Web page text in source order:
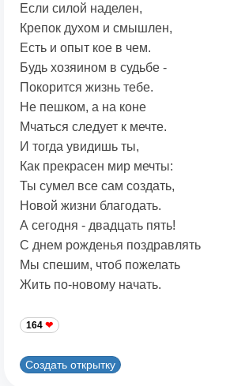
Если силой наделен,
Крепок духом и смышлен,
Есть и опыт кое в чем.
Будь хозяином в судьбе -
Покорится жизнь тебе.
Не пешком, а на коне
Мчаться следует к мечте.
И тогда увидишь ты,
Как прекрасен мир мечты:
Ты сумел все сам создать,
Новой жизни благодать.
А сегодня - двадцать пять!
С днем рожденья поздравлять
Мы спешим, чтоб пожелать
Жить по-новому начать.
164
Создать открытку